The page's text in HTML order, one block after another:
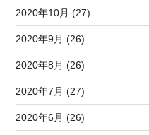
2020年10月 (27)
2020年9月 (26)
2020年8月 (26)
2020年7月 (27)
2020年6月 (26)